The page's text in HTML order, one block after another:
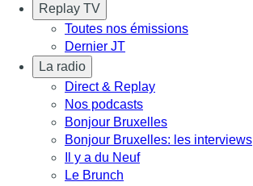
Replay TV
Toutes nos émissions
Dernier JT
La radio
Direct & Replay
Nos podcasts
Bonjour Bruxelles
Bonjour Bruxelles: les interviews
Il y a du Neuf
Le Brunch